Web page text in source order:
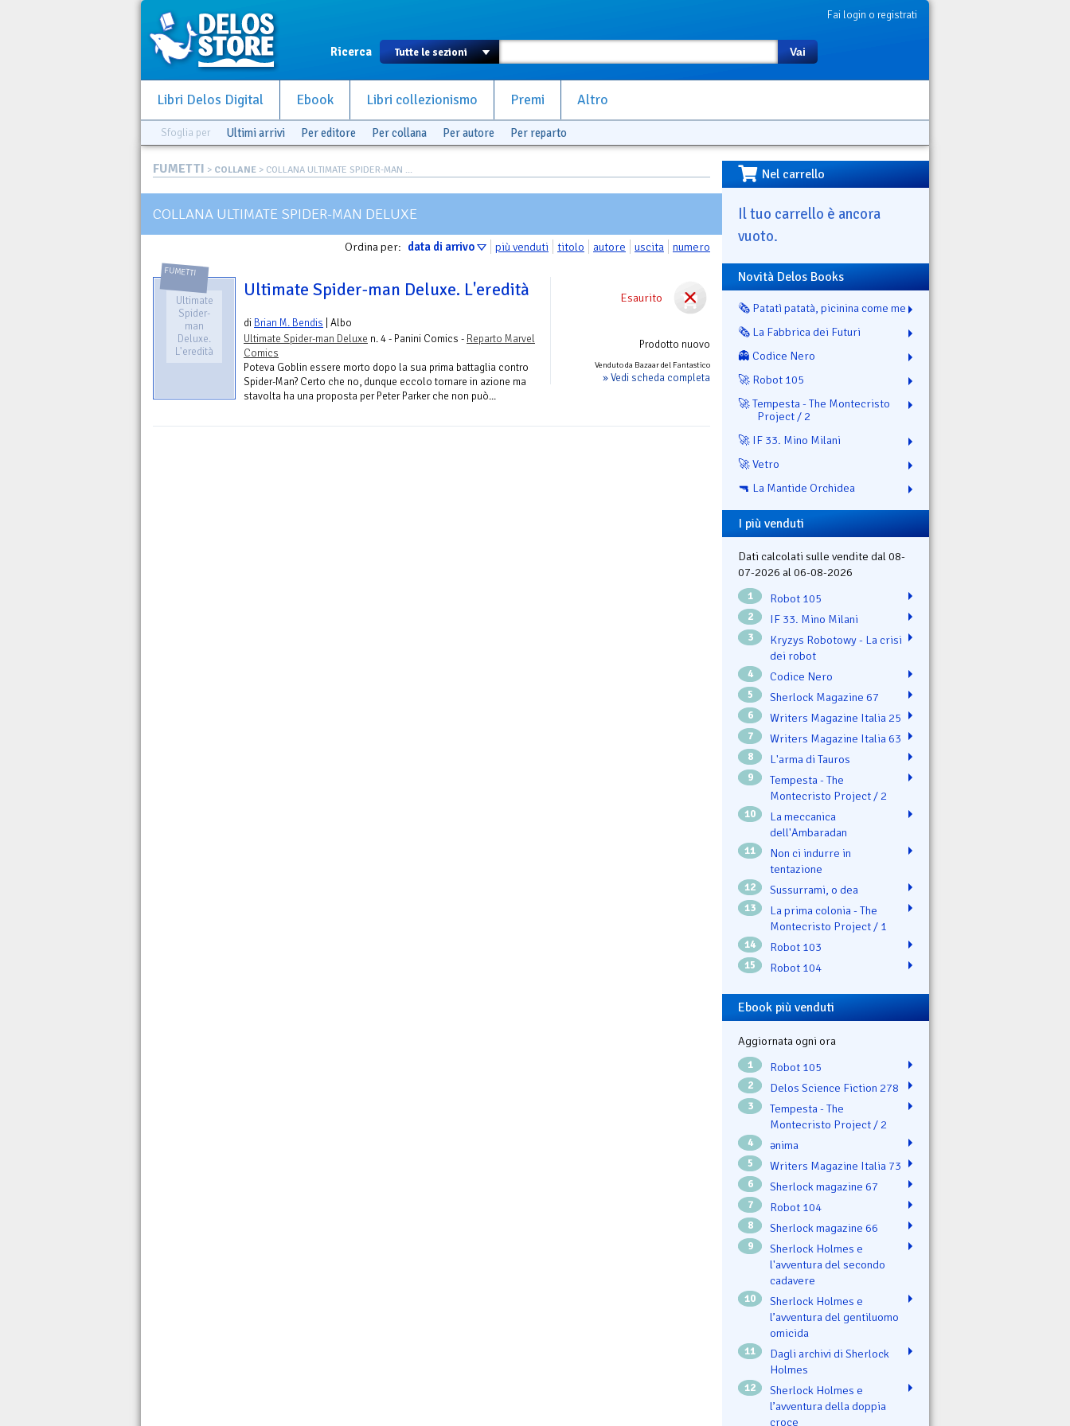
Fai login o registrati
Ricerca Vai
Libri Delos Digital Ebook Libri collezionismo Premi Altro
Sfoglia per Ultimi arrivi Per editore Per collana Per autore Per reparto
FUMETTI > COLLANE > COLLANA ULTIMATE SPIDER-MAN ...
COLLANA ULTIMATE SPIDER-MAN DELUXE
Ordina per: data di arrivo più venduti titolo autore uscita numero
Esaurito
Prodotto nuovo
Venduto da Bazaar del Fantastico
» Vedi scheda completa
FUMETTI
Ultimate
Spider-
man
Deluxe.
L'eredità
Ultimate Spider-man Deluxe. L'eredità
di Brian M. Bendis | Albo
Ultimate Spider-man Deluxe n. 4 - Panini Comics - Reparto Marvel
Comics
Poteva Goblin essere morto dopo la sua prima battaglia contro
Spider-Man? Certo che no, dunque eccolo tornare in azione ma
stavolta ha una proposta per Peter Parker che non può...
Nel carrello
Il tuo carrello è ancora
vuoto.
Novità Delos Books
🗞️ Patatì patatà, picinina come me
🗞️ La Fabbrica dei Futuri
👻 Codice Nero
🚀 Robot 105
🚀 Tempesta - The Montecristo
Project / 2
🚀 IF 33. Mino Milani
🚀 Vetro
🔫 La Mantide Orchidea
I più venduti
Dati calcolati sulle vendite dal 08-
07-2026 al 06-08-2026
1 Robot 105
2 IF 33. Mino Milani
3
Kryzys Robotowy - La crisi
dei robot
4 Codice Nero
5 Sherlock Magazine 67
6 Writers Magazine Italia 25
7 Writers Magazine Italia 63
8 L'arma di Tauros
9
Tempesta - The
Montecristo Project / 2
10
La meccanica
dell'Ambaradan
11
Non ci indurre in
tentazione
12 Sussurrami, o dea
13
La prima colonia - The
Montecristo Project / 1
14 Robot 103
15 Robot 104
Ebook più venduti
Aggiornata ogni ora
1 Robot 105
2 Delos Science Fiction 278
3
Tempesta - The
Montecristo Project / 2
4 ənima
5 Writers Magazine Italia 73
6 Sherlock magazine 67
7 Robot 104
8 Sherlock magazine 66
9
Sherlock Holmes e
l'avventura del secondo
cadavere
10
Sherlock Holmes e
l’avventura del gentiluomo
omicida
11
Dagli archivi di Sherlock
Holmes
12
Sherlock Holmes e
l’avventura della doppia
croce